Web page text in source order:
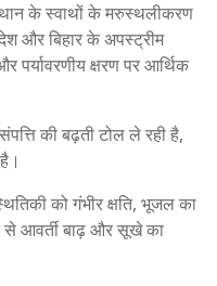
के स्वाथों के मरुस्थलीकरण
और बिहार के अपस्ट्रीम
पर्यावरणीय क्षरण पर आर्थिक
की बढ़ती टोल ले रही है,
को गंभीर क्षति, भूजल का
आवर्ती बाढ़ और सूखे का